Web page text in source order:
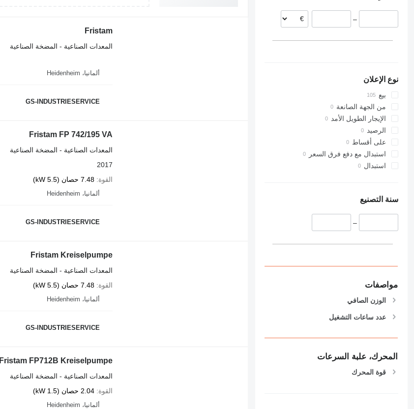
إسبانيا
–
نوع الإعلان
بيع
من الجهة الصانعة
الإيجار الطويل الأمد
الرصيد
على أقساط
استبدال مع دفع فرق السعر
استبدال
سنة التصنيع
–
مواصفات
الوزن الصافي
عدد ساعات التشغيل
المحرك، علبة السرعات
قوة المحرك
Fristam
المعدات الصناعية - المضخة الصناعية
ألمانيا، Heidenheim
GS-INDUSTRIESERVICE
Fristam FP 742/195 VA
المعدات الصناعية - المضخة الصناعية
2017
القوة 7.48 حصان (5.5 kW)
ألمانيا، Heidenheim
GS-INDUSTRIESERVICE
Fristam Kreiselpumpe
المعدات الصناعية - المضخة الصناعية
القوة 7.48 حصان (5.5 kW)
ألمانيا، Heidenheim
GS-INDUSTRIESERVICE
Fristam FP712B Kreiselpumpe
المعدات الصناعية - المضخة الصناعية
القوة 2.04 حصان (1.5 kW)
ألمانيا، Heidenheim